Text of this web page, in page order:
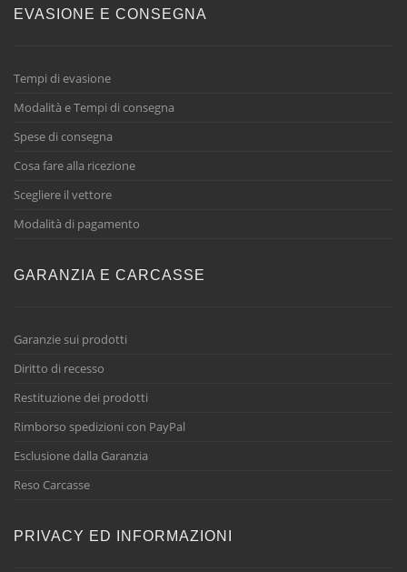
EVASIONE E CONSEGNA
Tempi di evasione
Modalità e Tempi di consegna
Spese di consegna
Cosa fare alla ricezione
Scegliere il vettore
Modalità di pagamento
GARANZIA E CARCASSE
Garanzie sui prodotti
Diritto di recesso
Restituzione dei prodotti
Rimborso spedizioni con PayPal
Esclusione dalla Garanzia
Reso Carcasse
PRIVACY ED INFORMAZIONI